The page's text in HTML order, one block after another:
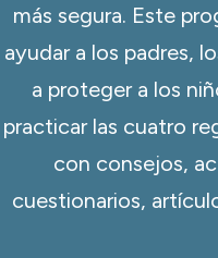
más segura. Este
ayudar a los padres,
a proteger a los
practicar las cuatro
con consejos,
cuestionarios,